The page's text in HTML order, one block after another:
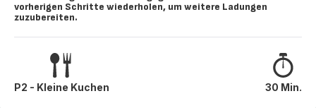
vorherigen Schritte wiederholen, um weitere Ladungen
zuzubereiten.
P2 - Kleine Kuchen 30 Min.